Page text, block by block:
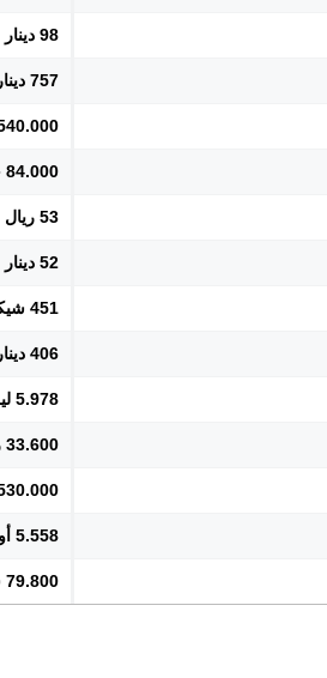
98 دينار
757 دينار
1.540.000
84.000 جنيه
53 ريال
52 دينار
451 شيكل
406 دينار
5.978 ليرة
33.600 ريال
5.558 أوقية
79.800 شلن